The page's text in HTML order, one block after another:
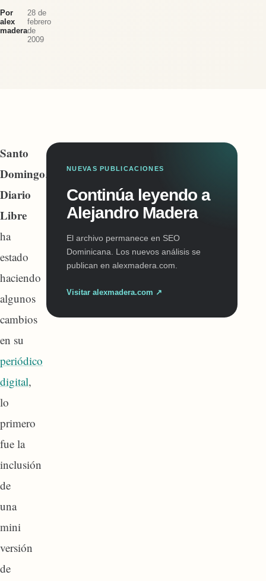
Por
alex
madera
28 de
febrero
de
2009
Santo
Domingo.-
Diario
Libre
ha
estado
haciendo
algunos
cambios
en su
periódico
digital,
lo
primero
fue la
inclusión
de
una
mini
versión
de
NUEVAS PUBLICACIONES
Continúa leyendo a
Alejandro Madera
El archivo permanece en SEO
Dominicana. Los nuevos análisis se
publican en alexmadera.com.
Visitar alexmadera.com ↗